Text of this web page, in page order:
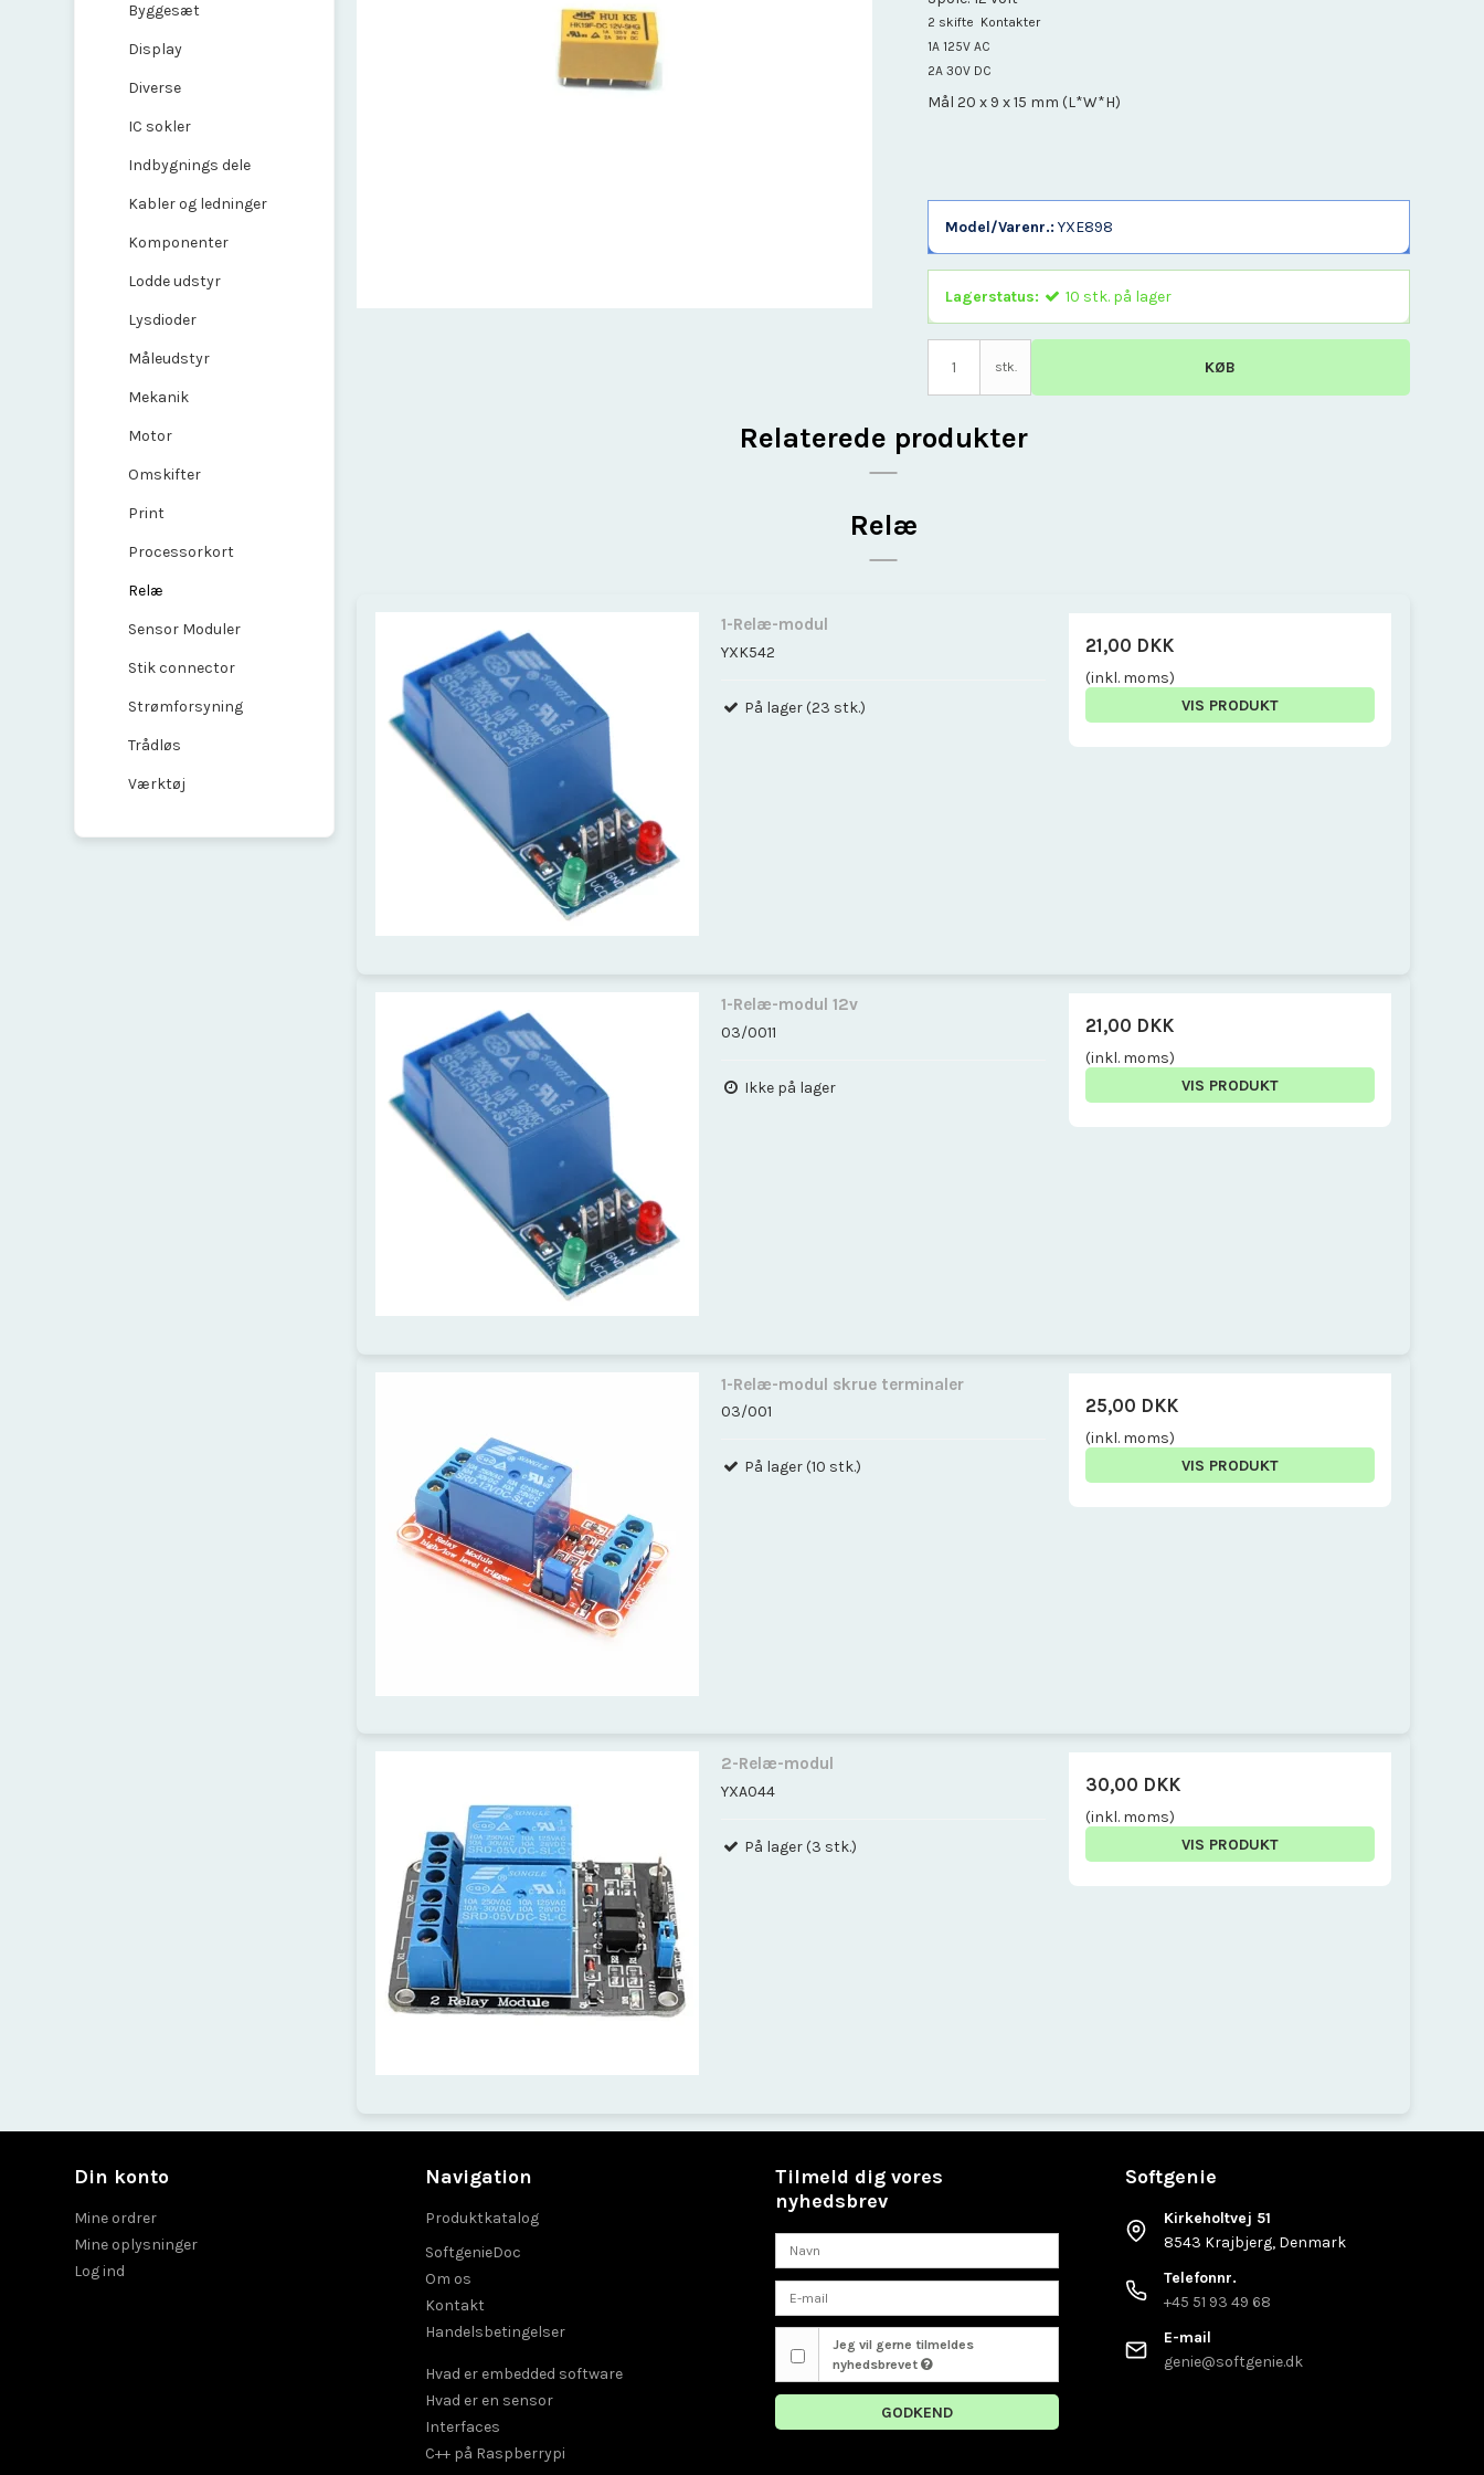
Omskifter
Print
Processorkort
Byggesæt
Display
Diverse
IC sokler
Indbygnings dele
Kabler og ledninger
Komponenter
Lodde udstyr
Lysdioder
Måleudstyr
Mekanik
Motor
Omskifter
Print
Processorkort
Relæ
Sensor Moduler
Stik connector
Strømforsyning
Trådløs
Værktøj
2 skifte Kontakter
1A 125V AC
2A 30V DC
Mål 20 x 9 x 15 mm (L*W*H)
Model/Varenr.: YXE898
Lagerstatus: 10 stk. på lager
stk. KØB
Relaterede produkter
Relæ
1-Relæ-modul
YXK542
På lager (23 stk.)
21,00 DKK
(inkl. moms)
VIS PRODUKT
1-Relæ-modul 12v
03/0011
Ikke på lager
21,00 DKK
(inkl. moms)
VIS PRODUKT
1-Relæ-modul skrue terminaler
03/001
På lager (10 stk.)
25,00 DKK
(inkl. moms)
VIS PRODUKT
2-Relæ-modul
YXA044
På lager (3 stk.)
30,00 DKK
(inkl. moms)
VIS PRODUKT
Din konto
Mine ordrer
Mine oplysninger
Log ind
Navigation
Produktkatalog
SoftgenieDoc
Om os
Kontakt
Handelsbetingelser
Hvad er embedded software
Hvad er en sensor
Interfaces
C++ på Raspberrypi
Tilmeld dig vores
nyhedsbrev
Jeg vil gerne tilmeldes
nyhedsbrevet
GODKEND
Softgenie
Kirkeholtvej 51
8543 Krajbjerg, Denmark
Telefonnr.
+45 51 93 49 68
E-mail
genie@softgenie.dk